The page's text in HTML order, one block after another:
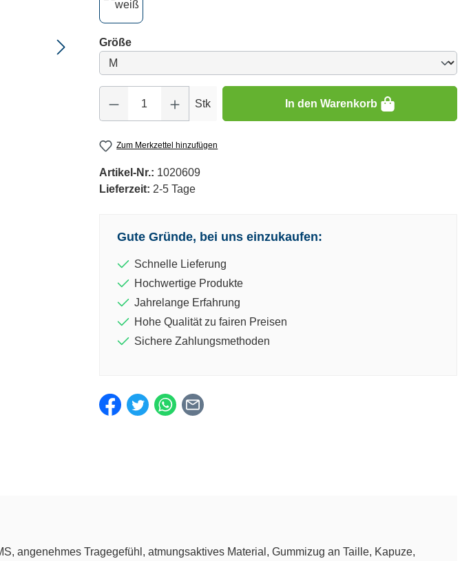
weiß
Größeauswählen
Produkt Anzahl: Gib den gewünschten Wert ein oder benutze die Schaltflächen um die Anzahl zu
Stk In den Warenkorb
Zum Merkzettel hinzufügen
Artikel-Nr.: 1020609
Lieferzeit: 2-5 Tage
Gute Gründe, bei uns einzukaufen:
Schnelle Lieferung
Hochwertige Produkte
Jahrelange Erfahrung
Hohe Qualität zu fairen Preisen
Sichere Zahlungsmethoden
angenehmes Tragegefühl, atmungsaktives Material, Gummizug an Taille, Kapuze,